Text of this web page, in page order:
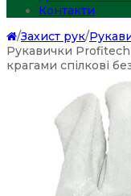
Контакти
/Захист рук/
Рукавички
крагами спілкові